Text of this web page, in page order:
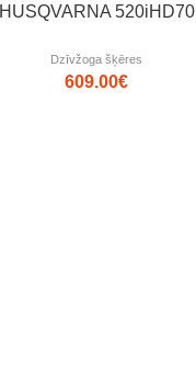
HUSQVARNA 520iHD70
Dzīvžoga šķēres
609.00€